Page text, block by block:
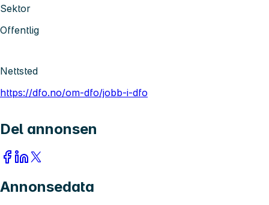
Sektor
Offentlig
Nettsted
https://dfo.no/om-dfo/jobb-i-dfo
Del annonsen
Annonsedata